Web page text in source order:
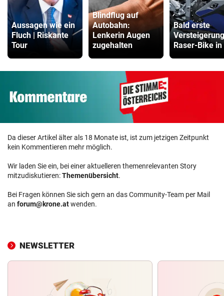
Aussagen wie ein
Fluch | Riskante
Tour
Blindflug auf
Autobahn:
Lenkerin Augen
zugehalten
Bald erste
Raser-Bike in
Da dieser Artikel älter als 18 Monate ist, ist zum jetzigen Zeitpunkt
kein Kommentieren mehr möglich.
Wir laden Sie ein, bei einer aktuelleren themenrelevanten Story
mitzudiskutieren:Themenübersicht.
Bei Fragen können Sie sich gern an das Community-Team per Mail
an forum@krone.atwenden.
NEWSLETTER